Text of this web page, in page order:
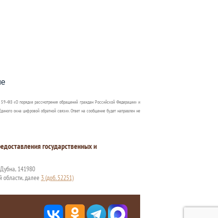
ФЗ «О порядке рассмотрения обращений граждан Российской Федерации» и
окна цифровой обратной связи». Ответ на сообщение будет направлен не
государственных и
Дубна, 141980
области, далее 3 (доб. 52251)